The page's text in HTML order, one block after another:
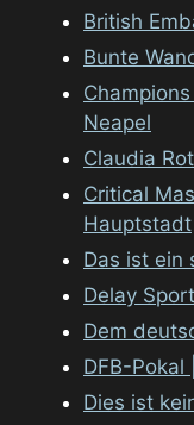
British
Bunte
Neapel
Claudia
Critical
Hauptstadt
Das ist ein
Delay
Dem
DFB-Pokal
Dies ist